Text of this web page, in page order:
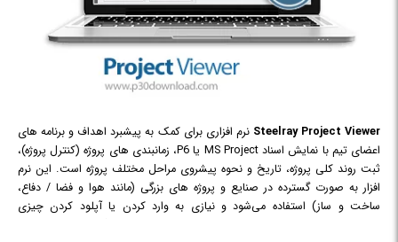
Steelray Project Viewer نرم افزاری برای کمک به پیشبرد اهداف و برنامه های
اعضای تیم با نمایش اسناد MS Project یا P6، زمانبندی های پروژه (کنترل پروژه)،
ثبت روند کلی پروژه، تاریخ و نحوه پیشروی مراحل مختلف پروژه است. این نرم
افزار به صورت گسترده در صنایع و پروژه های بزرگی (مانند هوا و فضا / دفاع،
ساخت و ساز) استفاده می‌شود و نیازی به وارد کردن یا آپلود کردن چیزی